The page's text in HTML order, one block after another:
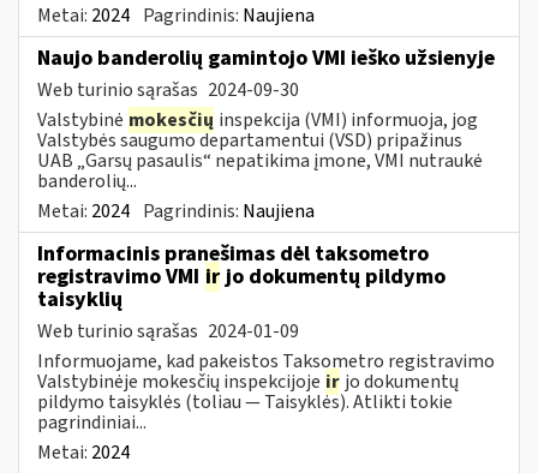
Metai: 2024 Pagrindinis: Naujiena
Naujo banderolių gamintojo VMI ieško užsienyje
Web turinio sąrašas 2024-09-30
Valstybinė mokesčių inspekcija (VMI) informuoja, jog
Valstybės saugumo departamentui (VSD) pripažinus
UAB „Garsų pasaulis“ nepatikima įmone, VMI nutraukė
banderolių...
Metai: 2024 Pagrindinis: Naujiena
Informacinis pranešimas dėl taksometro
registravimo VMI irjo dokumentų pildymo
taisyklių
Web turinio sąrašas 2024-01-09
Informuojame, kad pakeistos Taksometro registravimo
Valstybinėje mokesčių inspekcijoje ir jo dokumentų
pildymo taisyklės (toliau — Taisyklės). Atlikti tokie
pagrindiniai...
Metai: 2024